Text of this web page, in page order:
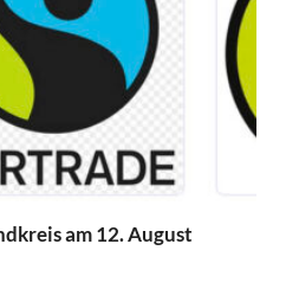
am 12. August